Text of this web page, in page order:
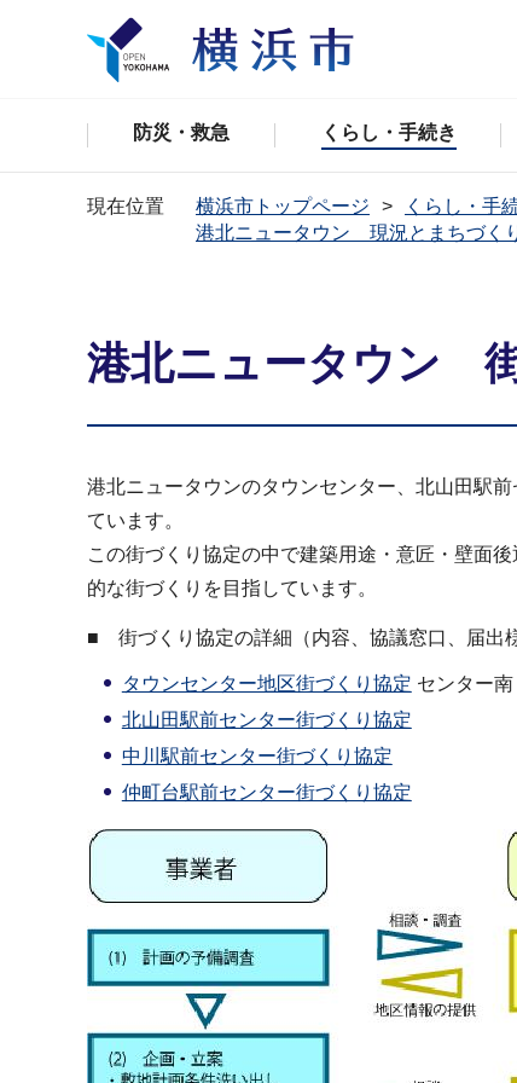
防災・救急 くらし・手続き
現在位置 横浜市トップページ くらし・手
港北ニュータウン 現況とまちづく
港北ニュータウン
港北ニュータウンのタウンセンター、北山田駅
ています。
この街づくり協定の中で建築用途・意匠・壁面
的な街づくりを目指しています。
■ 街づくり協定の詳細（内容、協議窓口、届出
タウンセンター地区街づくり協定 センター
北山田駅前センター街づくり協定
中川駅前センター街づくり協定
仲町台駅前センター街づくり協定